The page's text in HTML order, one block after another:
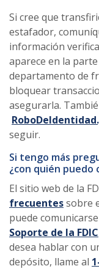
Si cree que
estafador,
información
aparece en la
departamento de
bloquear
asegurarla.
seguir.
Si tengo más
¿con quién puedo
El sitio web de la
frecuentessobre
puede
Soporte de la FDIC
desea hablar con
depósito, llame al